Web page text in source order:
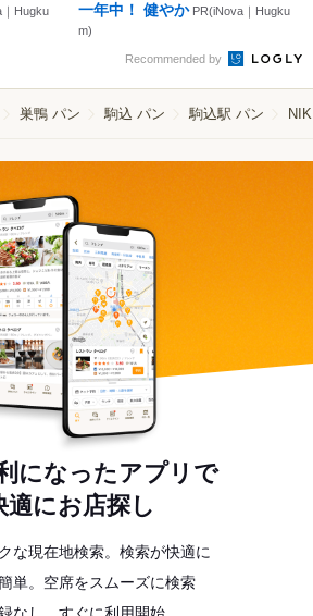
｜Hugku
一年中！ 健やか PR(iNova｜Hugku
m)
Recommended by
巣鴨 パン 駒込 パン 駒込駅 パン
になったアプリで
適にお店探し
な現在地検索。検索が快適に
単。空席をスムーズに検索